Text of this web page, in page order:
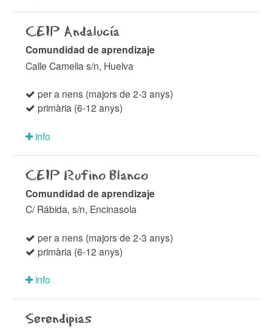
CEIP Andalucía
Comundidad de aprendizaje
Calle Camelia s/n, Huelva
per a nens (majors de 2-3 anys)
primària (6-12 anys)
info
CEIP Rufino Blanco
Comundidad de aprendizaje
C/ Rábida, s/n, Encinasola
per a nens (majors de 2-3 anys)
primària (6-12 anys)
info
Serendipias